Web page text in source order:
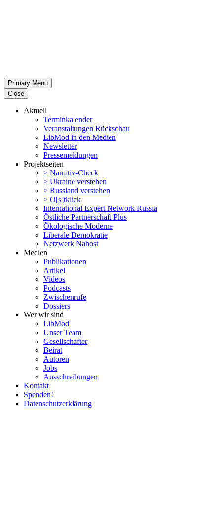
Primary Menu
Close
Aktuell
Termin­ka­lender
Veran­stal­tungen Rückschau
LibMod in den Medien
Newsletter
Presse­mel­dungen
Projekt­seiten
> Narrativ-Check
> Ukraine verstehen
> Russland verstehen
> O[s]tklick
Inter­na­tional Expert Network Russia
Östliche Partner­schaft Plus
Ökolo­gische Moderne
Liberale Demokratie
Netzwerk Nahost
Medien
Publi­ka­tionen
Artikel
Videos
Podcasts
Zwischenrufe
Dossiers
Wer wir sind
LibMod
Unser Team
Gesell­schafter
Beirat
Autoren
Jobs
Ausschrei­bungen
Kontakt
Spenden!
Daten­schutz­er­klärung